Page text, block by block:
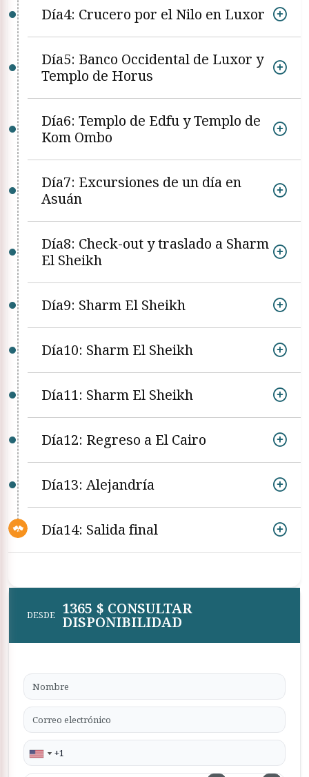
Día4: Crucero por el Nilo en Luxor
Día5: Banco Occidental de Luxor y
Templo de Horus
Día6: Templo de Edfu y Templo de
Kom Ombo
Día7: Excursiones de un día en
Asuán
Día8: Check-out y traslado a Sharm
El Sheikh
Día9: Sharm El Sheikh
Día10: Sharm El Sheikh
Día11: Sharm El Sheikh
Día12: Regreso a El Cairo
Día13: Alejandría
Día14: Salida final
DESDE 1365 $ CONSULTAR
DISPONIBILIDAD